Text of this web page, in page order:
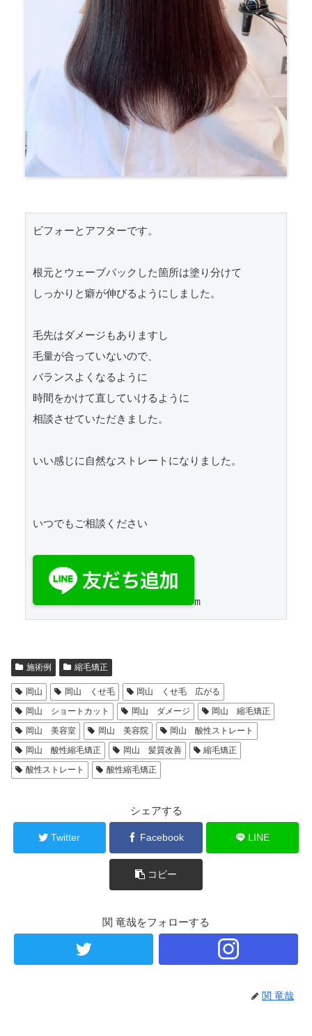
ビフォーとアフターです。
根元とウェーブバックした箇所は塗り分けて
しっかりと癖が伸びるようにしました。
毛先はダメージもありますし
毛量が合っていないので、
バランスよくなるように
時間をかけて直していけるように
相談させていただきました。
いい感じに自然なストレートになりました。
いつでもご相談ください
施術例 縮毛矯正
岡山 岡山 くせ毛
岡山 くせ毛 広がる
岡山 ショートカット
岡山 ダメージ
岡山 縮毛矯正
岡山 美容室
岡山 美容院
岡山 酸性ストレート
岡山 酸性縮毛矯正
岡山 髪質改善
縮毛矯正
酸性ストレート
酸性縮毛矯正
シェアする
Twitter Facebook LINE
コピー
関 竜哉をフォローする
関 竜哉